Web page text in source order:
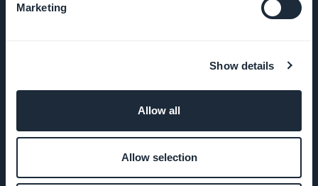
Marketing
Show details
Allow all
Allow selection
Empregos
Imprensa